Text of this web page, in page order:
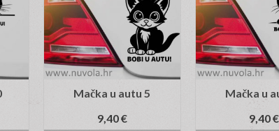
Mačka u autu 5
9,40€
Mačka u
9,40€